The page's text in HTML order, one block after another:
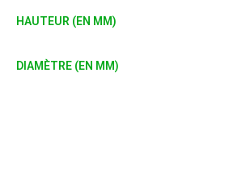
HAUTEUR (EN MM)
DIAMÈTRE (EN MM)